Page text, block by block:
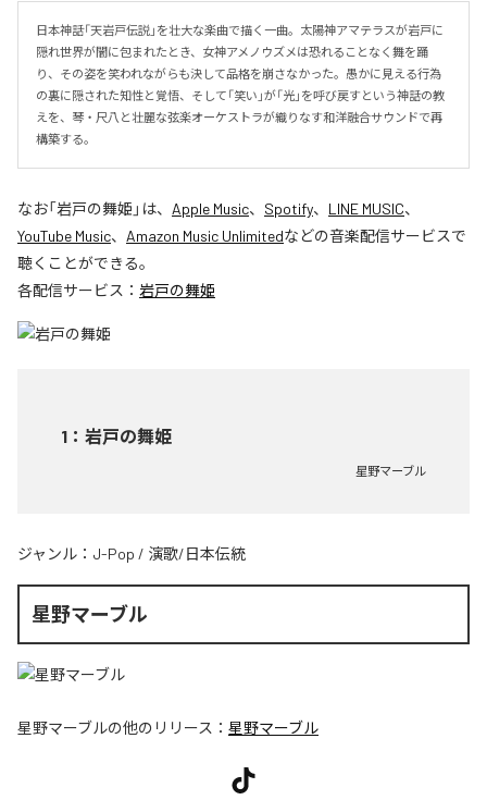
日本神話「天岩戸伝説」を壮大な楽曲で描く一曲。太陽神アマテラスが岩戸に
隠れ世界が闇に包まれたとき、女神アメノウズメは恐れることなく舞を踊
り、その姿を笑われながらも決して品格を崩さなかった。愚かに見える行為
の裏に隠された知性と覚悟、そして「笑い」が「光」を呼び戻すという神話の教
えを、琴・尺八と壮麗な弦楽オーケストラが織りなす和洋融合サウンドで再
構築する。
なお「岩戸の舞姫 」は、 Apple Music、 Spotify、 LINE MUSIC、
YouTube Music、 Amazon Music Unlimitedなどの音楽配信サービスで
聴くことができる。
各配信サービス： 岩戸の舞姫
1 ： 岩戸の舞姫
星野マーブル
ジャンル： J-Pop / 演歌/日本伝統
星野マーブル
星野マーブルの他のリリース： 星野マーブル